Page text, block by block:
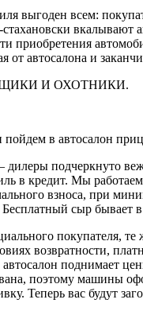
выгоден всем:
вкалывают
от автосалона и
И ОХОТНИКИ.
в автосалон
подчеркнуто
в кредит. Мы
взноса, при
Бесплатный сыр бывает
покупателя,
возвратности,
поднимает
поэтому машины
Теперь вас будут